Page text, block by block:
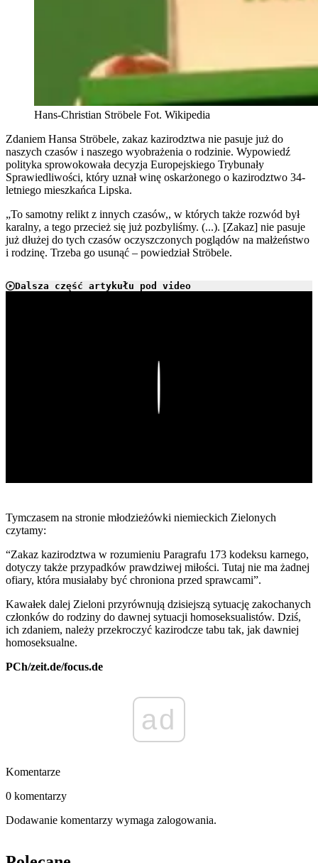
Hans-Christian Ströbele Fot. Wikipedia
Zdaniem Hansa Ströbele, zakaz kazirodztwa nie pasuje już do
naszych czasów i naszego wyobrażenia o rodzinie. Wypowiedź
polityka sprowokowała decyzja Europejskiego Trybunały
Sprawiedliwości, który uznał winę oskarżonego o kazirodztwo 34-
letniego mieszkańca Lipska.
„To samotny relikt z innych czasów,, w których także rozwód był
karalny, a tego przecież się już pozbyliśmy. (...). [Zakaz] nie pasuje
już dłużej do tych czasów oczyszczonych poglądów na małżeństwo
i rodzinę. Trzeba go usunąć – powiedział Ströbele.
Dalsza część artykułu pod video
Tymczasem na stronie młodzieżówki niemieckich Zielonych
czytamy:
“Zakaz kazirodztwa w rozumieniu Paragrafu 173 kodeksu karnego,
dotyczy także przypadków prawdziwej miłości. Tutaj nie ma żadnej
ofiary, która musiałaby być chroniona przed sprawcami”.
Kawałek dalej Zieloni przyrównują dzisiejszą sytuację zakochanych
członków do rodziny do dawnej sytuacji homoseksualistów. Dziś,
ich zdaniem, należy przekroczyć kazirodcze tabu tak, jak dawniej
homoseksualne.
PCh/zeit.de/focus.de
ad
Komentarze
0 komentarzy
Dodawanie komentarzy wymaga zalogowania.